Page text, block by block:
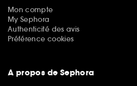
Mon compte
My Sephora
Authenticité des avis
Préférence cookies
A propos de Sephora